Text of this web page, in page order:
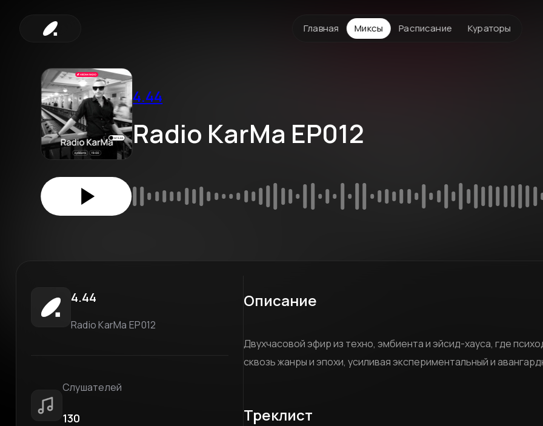
Главная Миксы Расписание Кураторы
4.44
Radio KarMa EP012
4.44
Radio KarMa EP012
Слушателей
130
Описание
Двухчасовой эфир из техно, эмбиента и эйсид-хауса, где
сквозь жанры и эпохи, усиливая экспериментальный и
Треклист